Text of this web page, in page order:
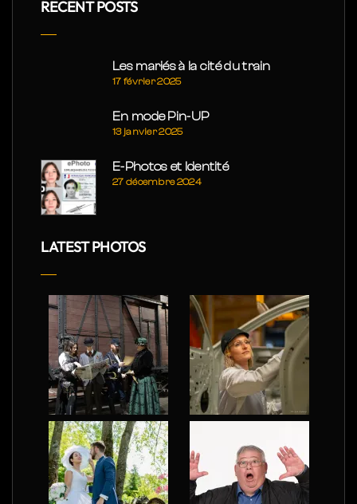
RECENT POSTS
Les mariés à la cité du train
17 février 2025
En mode Pin-UP
13 janvier 2025
E-Photos et Identité
27 décembre 2024
LATEST PHOTOS